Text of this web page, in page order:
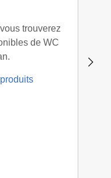
trouverez
de WC